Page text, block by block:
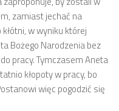
zamiast jechać na
w wyniku której
Bożego Narodzenia bez
pracy. Tymczasem Aneta
kłopoty w pracy, bo
więc pogodzić się